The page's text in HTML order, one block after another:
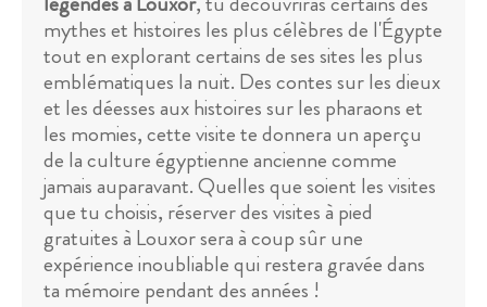
mythes et histoires les plus célèbres de l'Égypte
tout en explorant certains de ses sites les plus
emblématiques la nuit. Des contes sur les dieux
et les déesses aux histoires sur les pharaons et
les momies, cette visite te donnera un aperçu
de la culture égyptienne ancienne comme
jamais auparavant. Quelles que soient les visites
que tu choisis, réserver des visites à pied
gratuites à Louxor sera à coup sûr une
expérience inoubliable qui restera gravée dans
ta mémoire pendant des années !